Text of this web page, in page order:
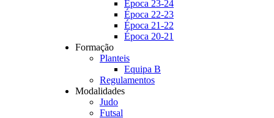
Época 23-24
Época 22-23
Época 21-22
Época 20-21
Formação
Planteis
Equipa B
Regulamentos
Modalidades
Judo
Futsal